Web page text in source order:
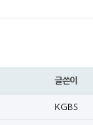
글쓴이
KGBS